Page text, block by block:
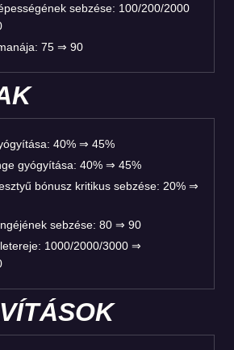
sebzése: 100/200/2000
75 ⇒ 90
40% ⇒ 45%
gyógyítása: 40% ⇒ 45%
bónusz kritikus sebzése: 20% ⇒
sebzése: 80 ⇒ 90
1000/2000/3000 ⇒